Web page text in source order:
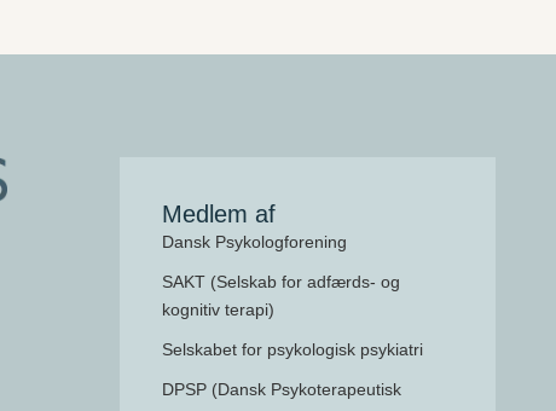
Medlem af
Dansk Psykologforening
SAKT (Selskab for adfærds- og
kognitiv terapi)
Selskabet for psykologisk psykiatri
DPSP (Dansk Psykoterapeutisk